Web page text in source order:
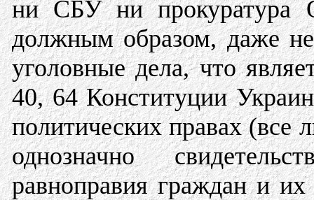
ни СБУ ни прокуратура
должным образом, даже
уголовные дела, что
40, 64 Конституции
политических правах (все
однозначно
равноправия граждан и